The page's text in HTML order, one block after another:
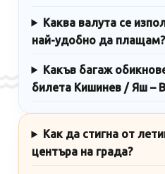
Каква валута се
най-удобно да плащам?
Какъв багаж
билета Кишинев / Яш –
Как да стигна от
центъра на града?